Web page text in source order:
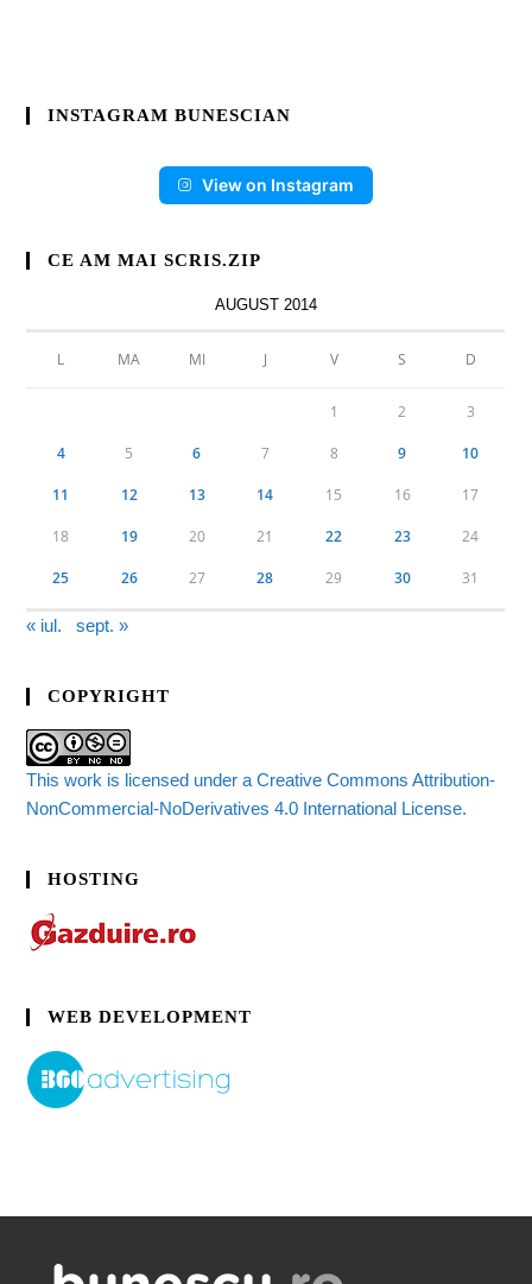
INSTAGRAM BUNESCIAN
View on Instagram
CE AM MAI SCRIS.ZIP
AUGUST 2014
L MA MI J V S D
1 2 3
4 5 6 7 8 9 10
11 12 13 14 15 16 17
18 19 20 21 22 23 24
25 26 27 28 29 30 31
« iul. sept. »
COPYRIGHT
This work is licensed under a Creative Commons Attribution-
NonCommercial-NoDerivatives 4.0 International License.
HOSTING
WEB DEVELOPMENT